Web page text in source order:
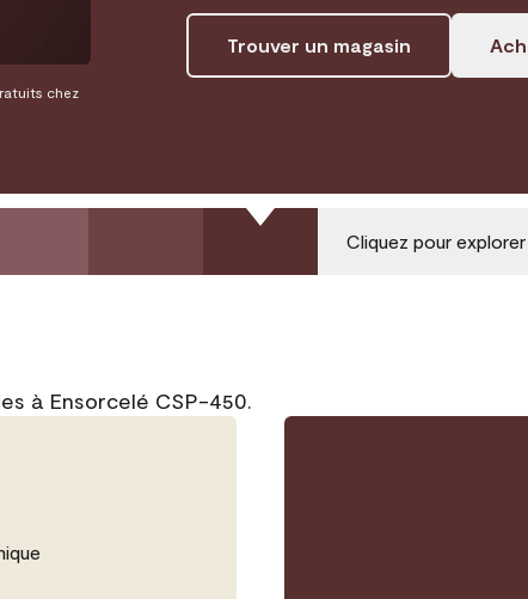
Trouver un magasin
chez
Cliquez pour
à Ensorcelé CSP-450.